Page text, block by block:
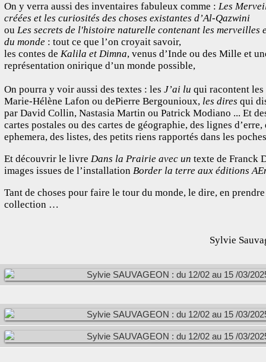
On y verra aussi des inventaires fabuleux comme : Les
créées et les curiosités des choses existantes d’Al-Qazwini
ou Les secrets de l'histoire naturelle contenant les merveilles
du monde : tout ce que l’on croyait savoir,
les contes de Kalila et Dimna, venus d’Inde ou des Mille et
représentation onirique d’un monde possible,
On pourra y voir aussi des textes : les J’ai lu qui racontent les
Marie-Hélène Lafon ou dePierre Bergounioux, les dires qui
par David Collin, Nastasia Martin ou Patrick Modiano ... Et
cartes postales ou des cartes de géographie, des lignes d’erre,
ephemera, des listes, des petits riens rapportés dans les
Et découvrir le livre Dans la Prairie avec un texte de Franck
images issues de l’installation Border la terre aux éditions
Tant de choses pour faire le tour du monde, le dire, en
collection …
Sylvie